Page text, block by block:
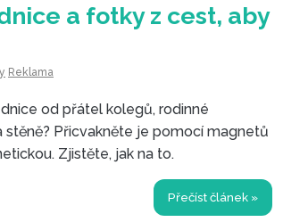
a fotky z cest, aby
Reklama
od přátel kolegů, rodinné
Přicvakněte je pomocí magnetů
Zjistěte, jak na to.
Přečíst článek »